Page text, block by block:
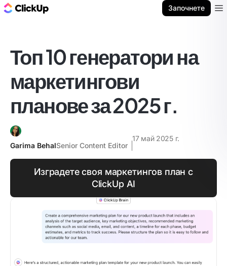
Започнете
Топ 10 генератори на
маркетингови
планове за 2025 г.
Garima BehalSenior Content Editor
17 май 2025 г.
Изградете своя маркетингов план с
ClickUp AI